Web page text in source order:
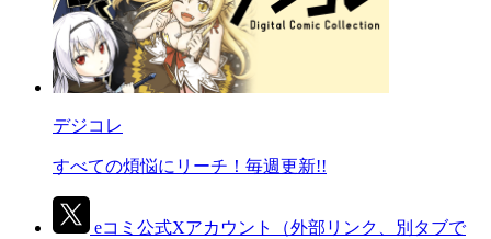
デジコレ
すべての煩悩にリーチ！毎週更新!!
eコミ公式Xアカウント
（外部リンク、別タブで